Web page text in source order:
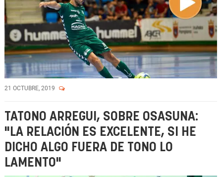
21 OCTUBRE, 2019
TATONO ARREGUI, SOBRE OSASUNA:
"LA RELACIÓN ES EXCELENTE, SI HE
DICHO ALGO FUERA DE TONO LO
LAMENTO"